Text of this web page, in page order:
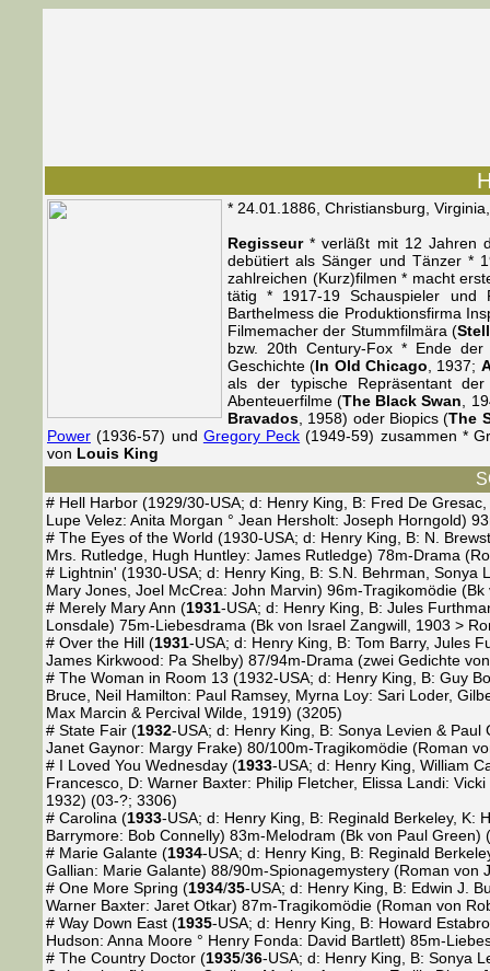
* 24.01.1886, Christiansburg,
Regisseur* verläßt mit 12 Jahren
debütiert als Sänger und Tänzer *
zahlreichen (Kurz)filmen * macht
tätig * 1917-19 Schauspieler und
Barthelmess die Produktionsfirma
Filmemacher der Stummfilmära (
bzw. 20th Century-Fox * Ende
Geschichte (In Old Chicago , 1937;
als der typische Repräsentant
Abenteuerfilme (The Black Swan ,
Bravados , 1958) oder Biopics (The
Power (1936-57) und Gregory Peck (1949-59) zusammen *
von Louis King
# Hell Harbor (1929/30-USA; d: Henry King, B: Fred De
Lupe Velez: Anita Morgan ° Jean Hersholt: Joseph Horngold)
# The Eyes of the World (1930-USA; d: Henry King, B: N.
Mrs. Rutledge, Hugh Huntley: James Rutledge) 78m-Drama
# Lightnin' (1930-USA; d: Henry King, B: S.N. Behrman,
Mary Jones, Joel McCrea: John Marvin) 96m-Tragikomödie
# Merely Mary Ann (1931-USA; d: Henry King, B: Jules
Lonsdale) 75m-Liebesdrama (Bk von Israel Zangwill, 1903 >
# Over the Hill (1931-USA; d: Henry King, B: Tom Barry, Jules
James Kirkwood: Pa Shelby) 87/94m-Drama (zwei Gedichte
# The Woman in Room 13 (1932-USA; d: Henry King, B: Guy
Bruce, Neil Hamilton: Paul Ramsey, Myrna Loy: Sari Loder,
Max Marcin & Percival Wilde, 1919) (3205)
# State Fair (1932-USA; d: Henry King, B: Sonya Levien &
Janet Gaynor: Margy Frake) 80/100m-Tragikomödie (Roman
# I Loved You Wednesday (1933-USA; d: Henry King, William
Francesco, D: Warner Baxter: Philip Fletcher, Elissa Landi:
1932) (03-?; 3306)
# Carolina (1933-USA; d: Henry King, B: Reginald Berkeley, K:
Barrymore: Bob Connelly) 83m-Melodram (Bk von Paul Green)
# Marie Galante (1934-USA; d: Henry King, B: Reginald
Gallian: Marie Galante) 88/90m-Spionagemystery (Roman von
# One More Spring (1934/35-USA; d: Henry King, B: Edwin J.
Warner Baxter: Jaret Otkar) 87m-Tragikomödie (Roman von
# Way Down East (1935-USA; d: Henry King, B: Howard
Hudson: Anna Moore ° Henry Fonda: David Bartlett) 85m-
# The Country Doctor (1935/36-USA; d: Henry King, B: Sonya